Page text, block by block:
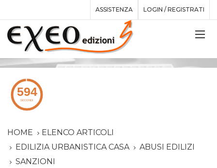
ASSISTENZA LOGIN / REGISTRATI
HOME
ELENCO ARTICOLI
EDILIZIA URBANISTICA CASA
ABUSI EDILIZI
SANZIONI